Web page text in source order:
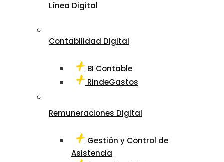
Línea Digital
Contabilidad Digital
BI Contable
RindeGastos
Remuneraciones Digital
Gestión y Control de
Asistencia